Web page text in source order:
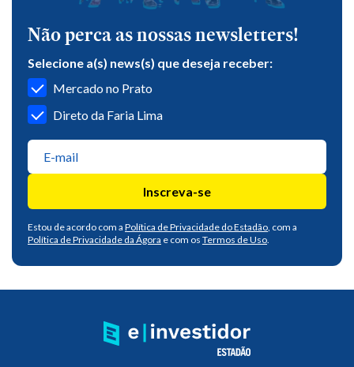
Não perca as nossas newsletters!
Selecione a(s) news(s) que deseja receber:
Mercado no Prato
Direto da Faria Lima
Inscreva-se
Estou de acordo com a Política de Privacidade do Estadão, com a
Política de Privacidade da Ágora e com os Termos de Uso.